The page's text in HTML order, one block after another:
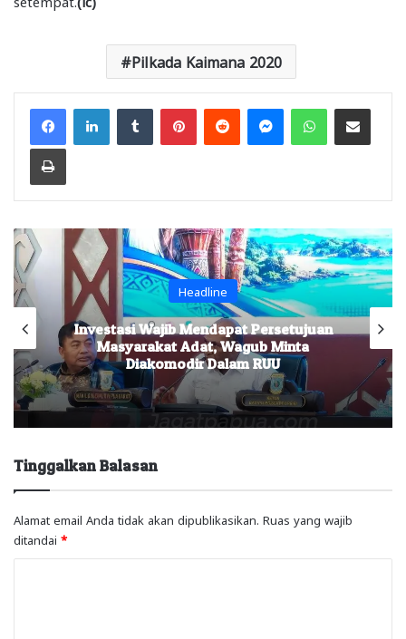
Pilkada Kaimana 2020
FacebookLinkedInTumblr PinterestReddit MessengerWhatsAppShare via Email
Print
Headline
Investasi Wajib Mendapat Persetujuan
Masyarakat Adat, Wagub Minta
Diakomodir Dalam RUU
Tinggalkan Balasan
Alamat email Anda tidak akan dipublikasikan. Ruas yang wajib
ditandai *